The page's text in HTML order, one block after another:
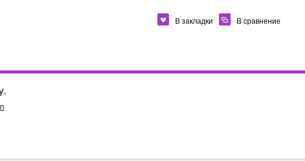
В закладки В сравнение